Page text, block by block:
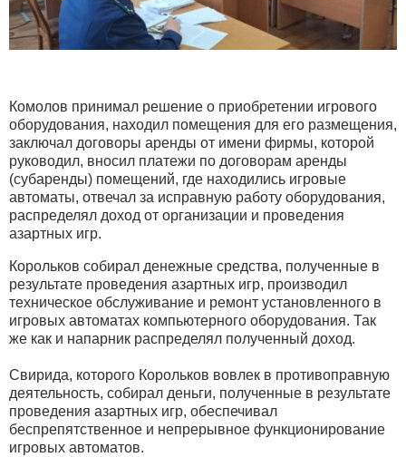
Комолов принимал решение о приобретении игрового
оборудования, находил помещения для его размещения,
заключал договоры аренды от имени фирмы, которой
руководил, вносил платежи по договорам аренды
(субаренды) помещений, где находились игровые
автоматы, отвечал за исправную работу оборудования,
распределял доход от организации и проведения
азартных игр.
Корольков собирал денежные средства, полученные в
результате проведения азартных игр, производил
техническое обслуживание и ремонт установленного в
игровых автоматах компьютерного оборудования. Так
же как и напарник распределял полученный доход.
Свирида, которого Корольков вовлек в противоправную
деятельность, собирал деньги, полученные в результате
проведения азартных игр, обеспечивал
беспрепятственное и непрерывное функционирование
игровых автоматов.